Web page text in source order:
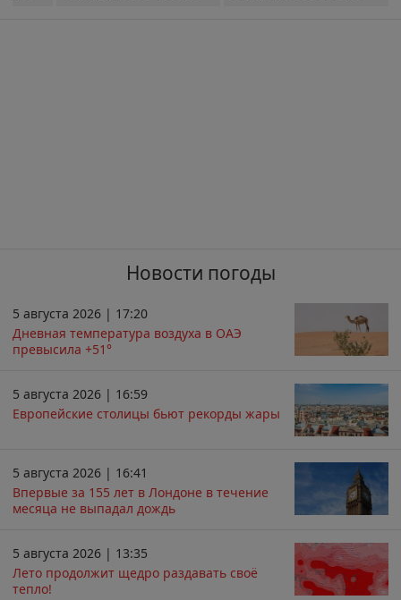
Новости погоды
5 августа 2026 | 17:20
Дневная температура воздуха в ОАЭ
превысила +51°
5 августа 2026 | 16:59
Европейские столицы бьют рекорды жары
5 августа 2026 | 16:41
Впервые за 155 лет в Лондоне в течение
месяца не выпадал дождь
5 августа 2026 | 13:35
Лето продолжит щедро раздавать своё
тепло!